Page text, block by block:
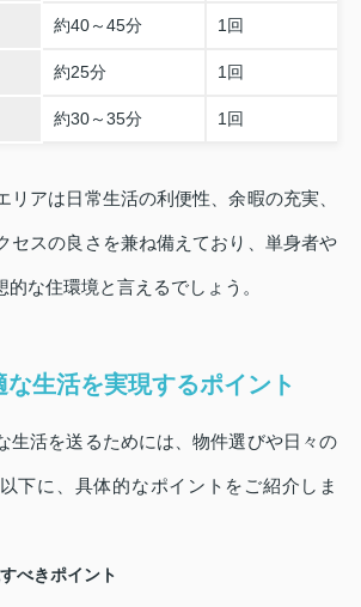
約40～45分 1回
約25分 1回
約30～35分 1回
リアは日常生活の利便性、余暇の充実、
セスの良さを兼ね備えており、単身者や
な住環境と言えるでしょう。
生活を実現するポイント
生活を送るためには、物件選びや日々の
下に、具体的なポイントをご紹介しま
べきポイント